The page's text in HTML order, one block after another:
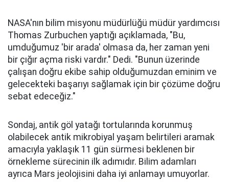
NASA'nın bilim misyonu müdürlüğü müdür yardımcısı
Thomas Zurbuchen yaptığı açıklamada, "Bu,
umduğumuz 'bir arada' olmasa da, her zaman yeni
bir çığır açma riski vardır." Dedi. "Bunun üzerinde
çalışan doğru ekibe sahip olduğumuzdan eminim ve
gelecekteki başarıyı sağlamak için bir çözüme doğru
sebat edeceğiz."
Sondaj, antik göl yatağı tortularında korunmuş
olabilecek antik mikrobiyal yaşam belirtileri aramak
amacıyla yaklaşık 11 gün sürmesi beklenen bir
örnekleme sürecinin ilk adımıdır. Bilim adamları
ayrıca Mars jeolojisini daha iyi anlamayı umuyorlar.